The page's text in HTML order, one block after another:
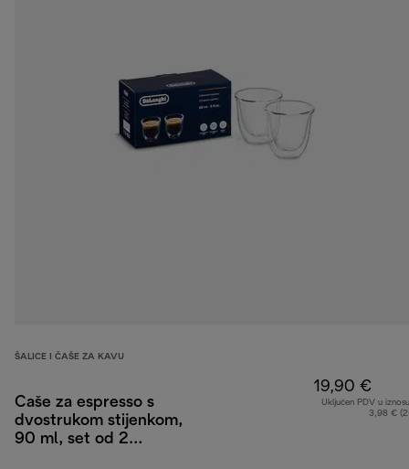
ŠALICE I ČAŠE ZA KAVU
Čaše za espresso s
dvostrukom stijenkom,
90 ml, set od 2
19,90 €
Uključen PDV u
3,98 €